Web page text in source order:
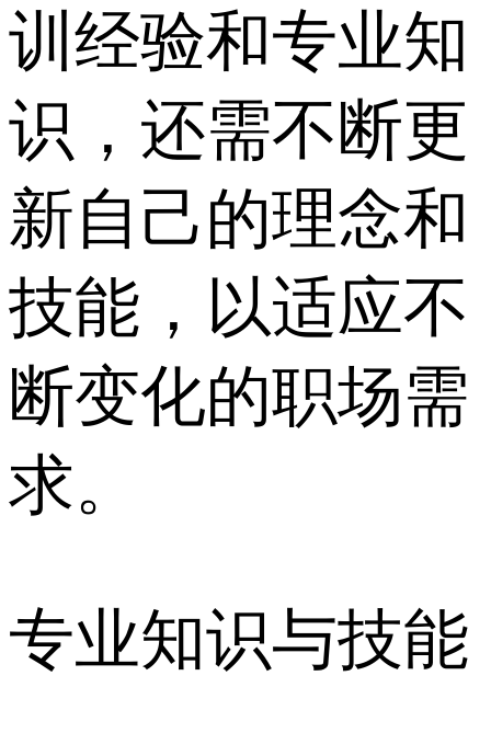
训经验和专业知
识，还需不断更
新自己的理念和
技能，以适应不
断变化的职场需
求。
专业知识与技能